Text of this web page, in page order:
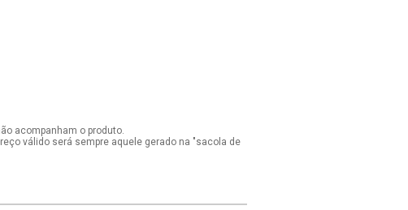
acompanham o produto.
válido será sempre aquele gerado na "sacola de